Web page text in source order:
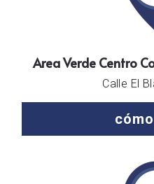
Area Verde Centro
Calle El